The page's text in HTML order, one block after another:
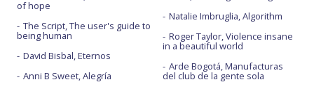
of hope
The Script, The user's guide to
being human
David Bisbal, Eternos
Anni B Sweet, Alegría
Natalie Imbruglia, Algorithm
Roger Taylor, Violence insane
in a beautiful world
Arde Bogotá, Manufacturas
del club de la gente sola